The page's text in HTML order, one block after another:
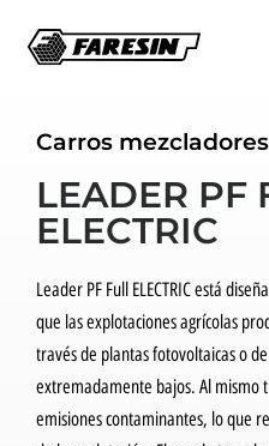
Carros
LEADER PF
ELECTRIC
Leader PF Full ELECTRIC está
que las explotaciones agrícolas
través de plantas fotovoltaicas o
extremadamente bajos. Al mismo
emisiones contaminantes, lo que